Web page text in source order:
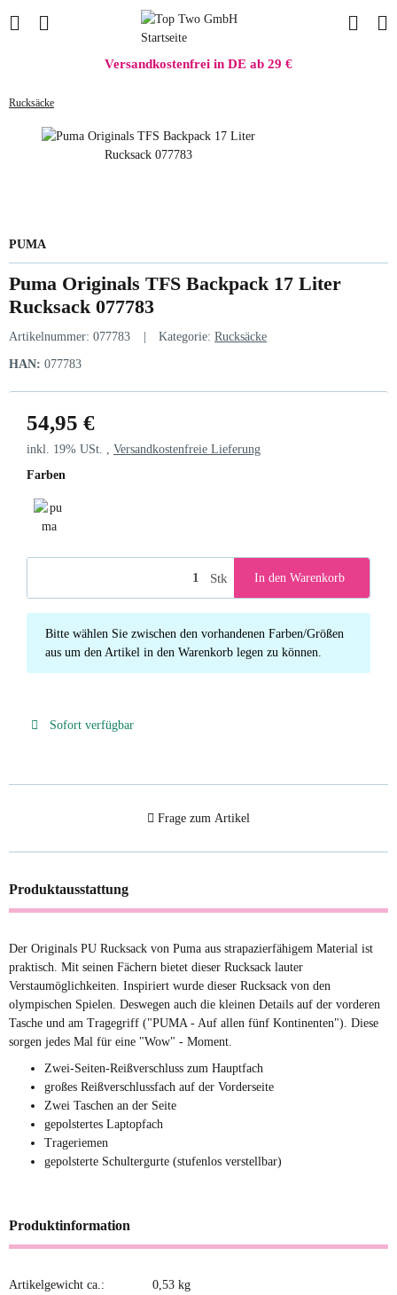
Versandkostenfrei in DE ab 29 €
Rucksäcke
PUMA
Puma Originals TFS Backpack 17 Liter
Rucksack 077783
Artikelnummer: 077783 Kategorie: Rucksäcke
HAN: 077783
54,95 €
inkl. 19% USt. , Versandkostenfreie Lieferung
Farben
Stk In den Warenkorb
x
Bitte wählen Sie zwischen den vorhandenen Farben/Größen
aus um den Artikel in den Warenkorb legen zu können.
Sofort verfügbar
Frage zum Artikel
Produktausstattung
Der Originals PU Rucksack von Puma aus strapazierfähigem Material ist
praktisch. Mit seinen Fächern bietet dieser Rucksack lauter
Verstaumöglichkeiten. Inspiriert wurde dieser Rucksack von den
olympischen Spielen. Deswegen auch die kleinen Details auf der vorderen
Tasche und am Tragegriff ("PUMA - Auf allen fünf Kontinenten"). Diese
sorgen jedes Mal für eine "Wow" - Moment.
Zwei-Seiten-Reißverschluss zum Hauptfach
großes Reißverschlussfach auf der Vorderseite
Zwei Taschen an der Seite
gepolstertes Laptopfach
Trageriemen
gepolsterte Schultergurte (stufenlos verstellbar)
Produktinformation
Produkteigenschaft
Wert
Artikelgewicht ca.: 0,53 kg